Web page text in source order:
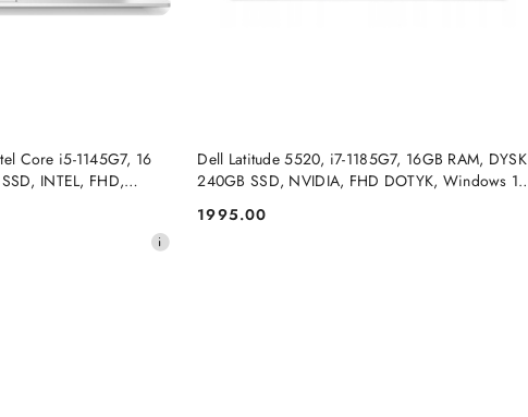
Core i5-1145G7, 16
INTEL, FHD,
Dell Latitude 5520, i7-1185G7, 16GB RAM, DYSK
240GB SSD, NVIDIA, FHD DOTYK, Windows 11
Cena:
1995.00
DO KOSZYKA